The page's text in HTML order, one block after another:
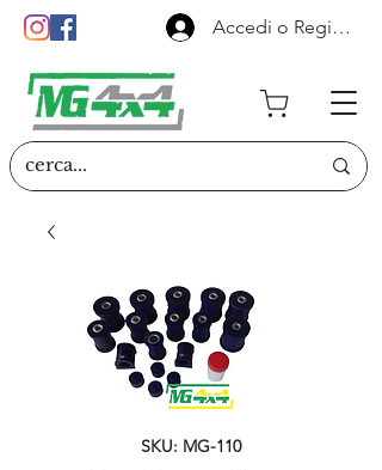
Accedi o Registrati
SKU: MG-110